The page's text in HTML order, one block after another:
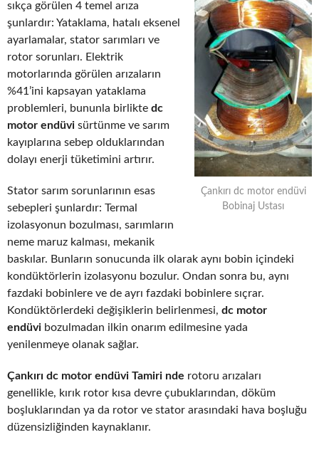
Çankırı dc motor endüvi
Bobinaj Ustası
sıkça görülen 4 temel arıza
şunlardır: Yataklama, hatalı eksenel
ayarlamalar, stator sarımları ve
rotor sorunları. Elektrik
motorlarında görülen arızaların
%41’ini kapsayan yataklama
problemleri, bununla birlikte dc
motor endüvi sürtünme ve sarım
kayıplarına sebep olduklarından
dolayı enerji tüketimini artırır.
Stator sarım sorunlarının esas
sebepleri şunlardır: Termal
izolasyonun bozulması, sarımların
neme maruz kalması, mekanik
baskılar. Bunların sonucunda ilk olarak aynı bobin içindeki
kondüktörlerin izolasyonu bozulur. Ondan sonra bu, aynı
fazdaki bobinlere ve de ayrı fazdaki bobinlere sıçrar.
Kondüktörlerdeki değişiklerin belirlenmesi, dc motor
endüvi bozulmadan ilkin onarım edilmesine yada
yenilenmeye olanak sağlar.
Çankırı dc motor endüvi Tamiri nde rotoru arızaları
genellikle, kırık rotor kısa devre çubuklarından, döküm
boşluklarından ya da rotor ve stator arasındaki hava boşluğu
düzensizliğinden kaynaklanır.